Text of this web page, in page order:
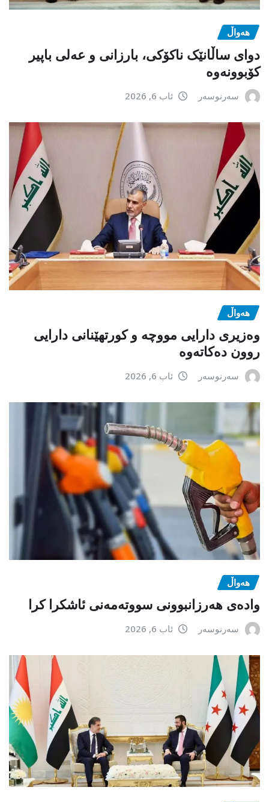
هەواڵ
دوای ساڵانێک ناکۆکی، بارزانی و عەلی باپیر
کۆبوونەوە
سەرنوسەر ئاب 6, 2026
هەواڵ
وەزیری دارایی مووچە و کورتهێنانی دارایی
روون دەکاتەوە
سەرنوسەر ئاب 6, 2026
هەواڵ
وادەی هەرزانبوونی سووتەمەنی ئاشکرا کرا
سەرنوسەر ئاب 6, 2026